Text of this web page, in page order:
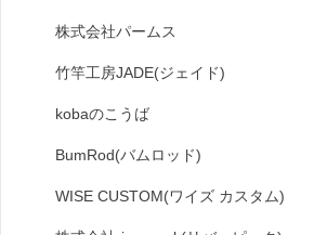
株式会社パームス
竹竿工房JADE(ジェイド)
kobaのこうば
BumRod(バムロッド)
WISE CUSTOM(ワイズ カスタム)